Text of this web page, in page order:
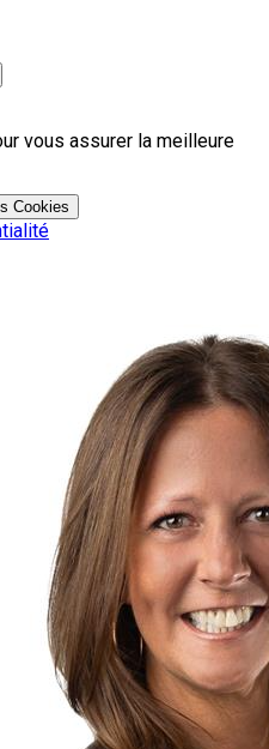
vous assurer la meilleure
Cookies